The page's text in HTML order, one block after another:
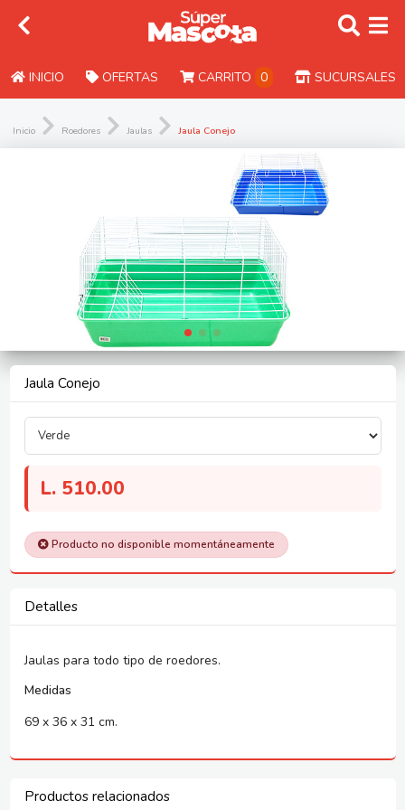
INICIO OFERTAS CARRITO 0 SUCURSALES
Inicio Roedores Jaulas Jaula Conejo
Jaula Conejo
L. 510.00
Producto no disponible momentáneamente
Detalles
Jaulas para todo tipo de roedores.
Medidas
69 x 36 x 31 cm.
Productos relacionados